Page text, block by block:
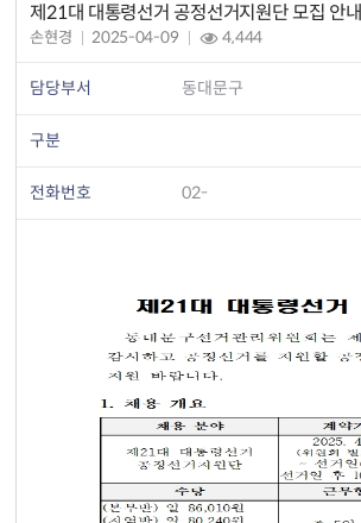
제21대 대통령선거 공정선거지원단 모집 안내
손현경 2025-04-09 4,444
담당부서 동대문구
구분
전화번호 02-